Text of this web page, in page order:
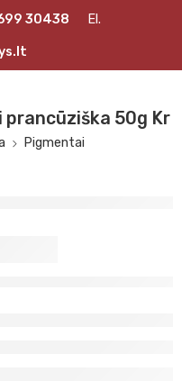
30438 El.
prancūziška 50g Kr
Pigmentai